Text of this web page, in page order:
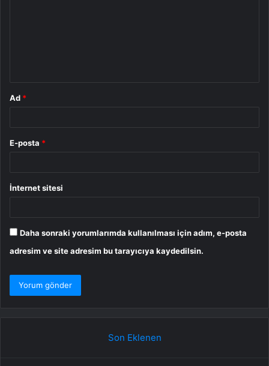
Ad *
E-posta *
İnternet sitesi
Daha sonraki yorumlarımda kullanılması için adım, e-posta
adresim ve site adresim bu tarayıcıya kaydedilsin.
Son Eklenen